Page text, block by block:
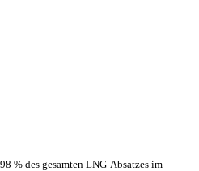
% des gesamten LNG-Absatzes im